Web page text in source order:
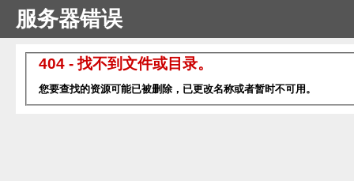
服务器错误
404 - 找不到文件或目录。
您要查找的资源可能已被删除，已更改名称或者暂时不可用。